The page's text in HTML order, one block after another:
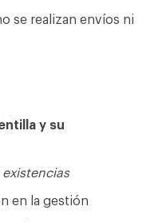
se realizan envíos ni
y su
existencias
en la gestión